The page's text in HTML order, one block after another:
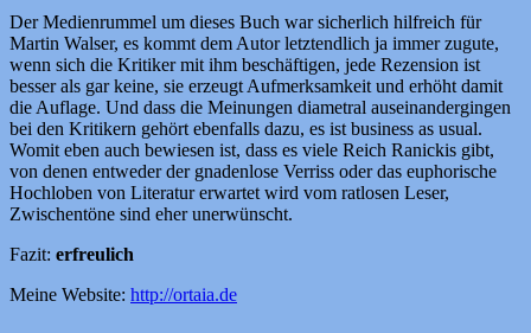
Der Medienrummel um dieses Buch war sicherlich hilfreich für
Martin Walser, es kommt dem Autor letztendlich ja immer zugute,
wenn sich die Kritiker mit ihm beschäftigen, jede Rezension ist
besser als gar keine, sie erzeugt Aufmerksamkeit und erhöht damit
die Auflage. Und dass die Meinungen diametral auseinandergingen
bei den Kritikern gehört ebenfalls dazu, es ist business as usual.
Womit eben auch bewiesen ist, dass es viele Reich Ranickis gibt,
von denen entweder der gnadenlose Verriss oder das euphorische
Hochloben von Literatur erwartet wird vom ratlosen Leser,
Zwischentöne sind eher unerwünscht.
Fazit: erfreulich
Meine Website: http://ortaia.de